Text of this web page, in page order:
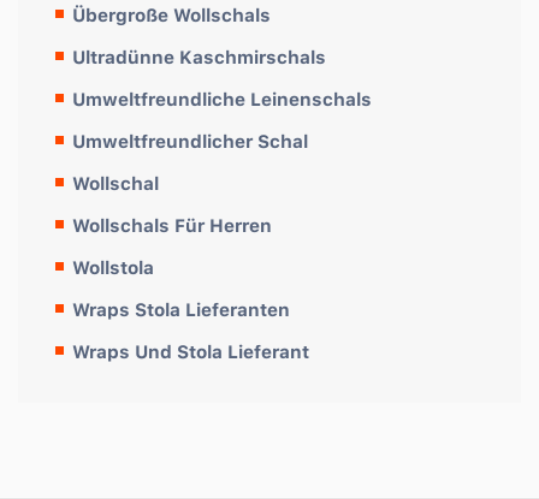
Übergroße Wollschals
Ultradünne Kaschmirschals
Umweltfreundliche Leinenschals
Umweltfreundlicher Schal
Wollschal
Wollschals Für Herren
Wollstola
Wraps Stola Lieferanten
Wraps Und Stola Lieferant